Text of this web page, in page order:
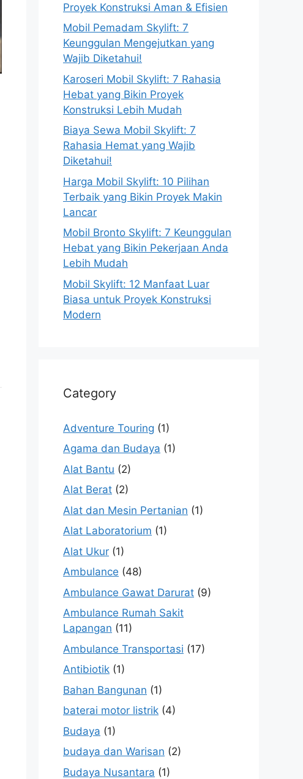
Proyek Konstruksi Aman & Efisien
Mobil Pemadam Skylift: 7
Keunggulan Mengejutkan yang
Wajib Diketahui!
Karoseri Mobil Skylift: 7 Rahasia
Hebat yang Bikin Proyek
Konstruksi Lebih Mudah
Biaya Sewa Mobil Skylift: 7
Rahasia Hemat yang Wajib
Diketahui!
Harga Mobil Skylift: 10 Pilihan
Terbaik yang Bikin Proyek Makin
Lancar
Mobil Bronto Skylift: 7 Keunggulan
Hebat yang Bikin Pekerjaan Anda
Lebih Mudah
Mobil Skylift: 12 Manfaat Luar
Biasa untuk Proyek Konstruksi
Modern
Category
Adventure Touring (1)
Agama dan Budaya (1)
Alat Bantu (2)
Alat Berat (2)
Alat dan Mesin Pertanian (1)
Alat Laboratorium (1)
Alat Ukur (1)
Ambulance (48)
Ambulance Gawat Darurat (9)
Ambulance Rumah Sakit
Lapangan (11)
Ambulance Transportasi (17)
Antibiotik (1)
Bahan Bangunan (1)
baterai motor listrik (4)
Budaya (1)
budaya dan Warisan (2)
Budaya Nusantara (1)